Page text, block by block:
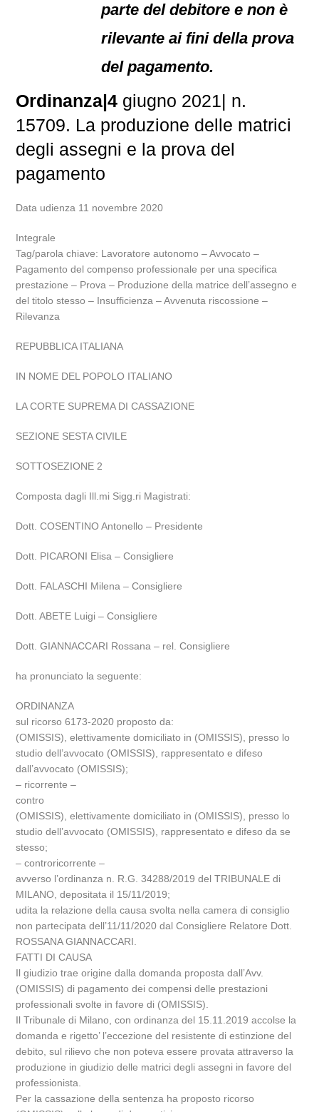
parte del debitore e non è
rilevante ai fini della prova
del pagamento.
Ordinanza|4 giugno 2021| n.
15709. La produzione delle matrici
degli assegni e la prova del
pagamento
Data udienza 11 novembre 2020
Integrale
Tag/parola chiave: Lavoratore autonomo – Avvocato –
Pagamento del compenso professionale per una specifica
prestazione – Prova – Produzione della matrice dell’assegno e
del titolo stesso – Insufficienza – Avvenuta riscossione –
Rilevanza
REPUBBLICA ITALIANA
IN NOME DEL POPOLO ITALIANO
LA CORTE SUPREMA DI CASSAZIONE
SEZIONE SESTA CIVILE
SOTTOSEZIONE 2
Composta dagli Ill.mi Sigg.ri Magistrati:
Dott. COSENTINO Antonello – Presidente
Dott. PICARONI Elisa – Consigliere
Dott. FALASCHI Milena – Consigliere
Dott. ABETE Luigi – Consigliere
Dott. GIANNACCARI Rossana – rel. Consigliere
ha pronunciato la seguente:
ORDINANZA
sul ricorso 6173-2020 proposto da:
(OMISSIS), elettivamente domiciliato in (OMISSIS), presso lo
studio dell’avvocato (OMISSIS), rappresentato e difeso
dall’avvocato (OMISSIS);
– ricorrente –
contro
(OMISSIS), elettivamente domiciliato in (OMISSIS), presso lo
studio dell’avvocato (OMISSIS), rappresentato e difeso da se
stesso;
– controricorrente –
avverso l’ordinanza n. R.G. 34288/2019 del TRIBUNALE di
MILANO, depositata il 15/11/2019;
udita la relazione della causa svolta nella camera di consiglio
non partecipata dell’11/11/2020 dal Consigliere Relatore Dott.
ROSSANA GIANNACCARI.
FATTI DI CAUSA
Il giudizio trae origine dalla domanda proposta dall’Avv.
(OMISSIS) di pagamento dei compensi delle prestazioni
professionali svolte in favore di (OMISSIS).
Il Tribunale di Milano, con ordinanza del 15.11.2019 accolse la
domanda e rigetto’ l’eccezione del resistente di estinzione del
debito, sul rilievo che non poteva essere provata attraverso la
produzione in giudizio delle matrici degli assegni in favore del
professionista.
Per la cassazione della sentenza ha proposto ricorso